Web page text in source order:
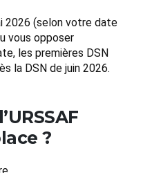
2026 (selon votre date
vous opposer
les premières DSN
la DSN de juin 2026.
?